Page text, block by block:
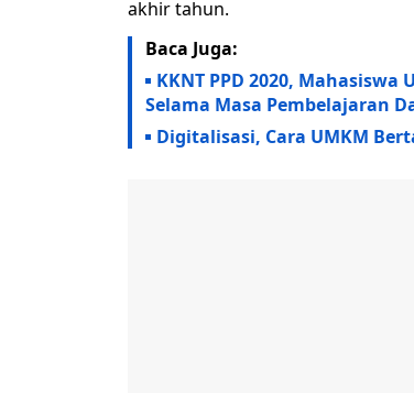
akhir tahun.
Baca Juga:
KKNT PPD 2020,
Selama Masa Pembelajaran
Digitalisasi, Cara UMKM